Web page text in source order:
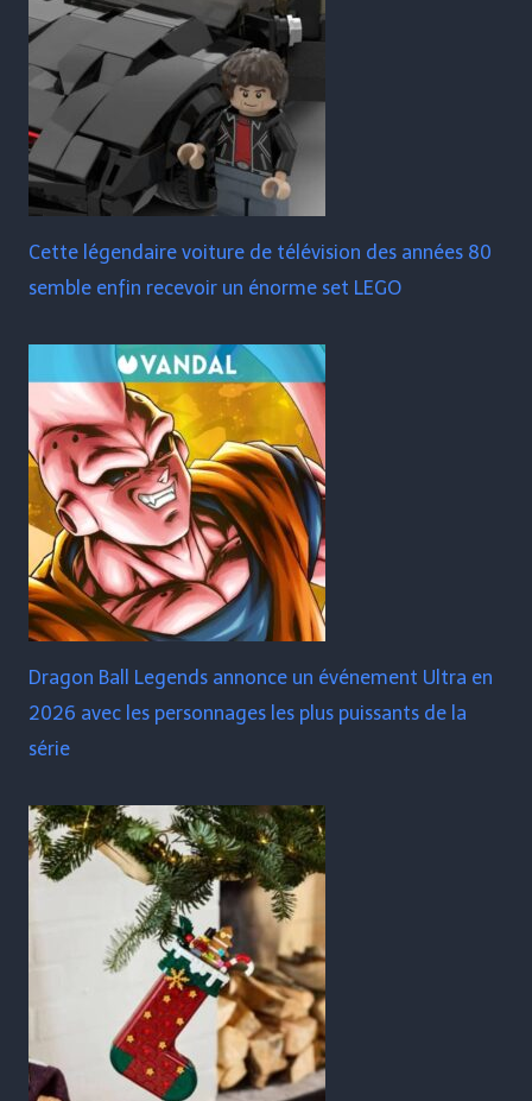
Cette légendaire voiture de télévision des années 80
semble enfin recevoir un énorme set LEGO
Dragon Ball Legends annonce un événement Ultra en
2026 avec les personnages les plus puissants de la
série